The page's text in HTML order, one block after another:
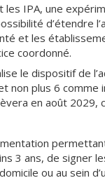
IPA, une
d’étendre
et les
coordonné.
le dispositif de
non plus 6
en août 2029,
3 ans, de signer
ou au sein